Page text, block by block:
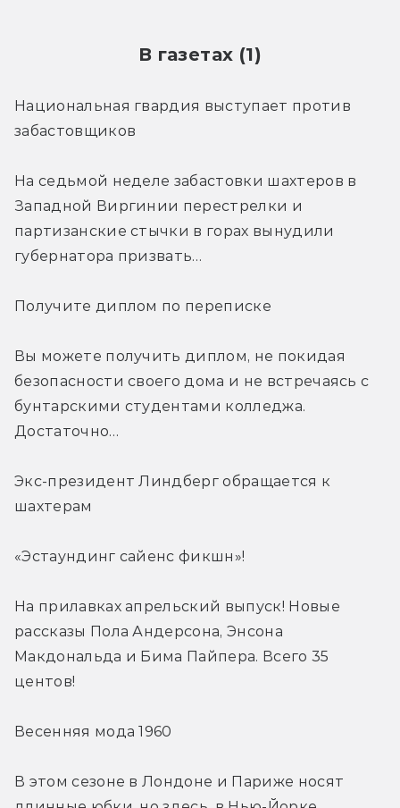
В газетах (1)
Национальная гвардия выступает против
забастовщиков
На седьмой неделе забастовки шахтеров в
Западной Виргинии перестрелки и
партизанские стычки в горах вынудили
губернатора призвать…
Получите диплом по переписке
Вы можете получить диплом, не покидая
безопасности своего дома и не встречаясь с
бунтарскими студентами колледжа.
Достаточно…
Экс-президент Линдберг обращается к
шахтерам
«Эстаундинг сайенс фикшн»!
На прилавках апрельский выпуск! Новые
рассказы Пола Андерсона, Энсона
Макдональда и Бима Пайпера. Всего 35
центов!
Весенняя мода 1960
В этом сезоне в Лондоне и Париже носят